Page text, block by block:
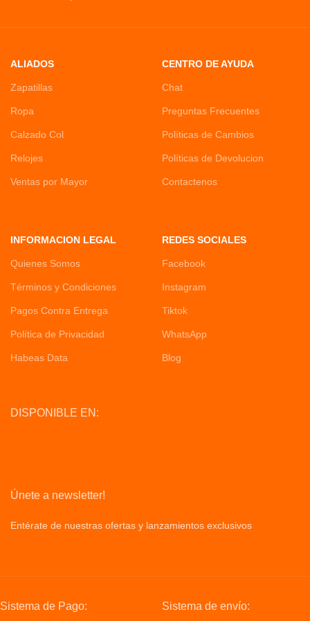
ALIADOS
Zapatillas
Ropa
Calzado Col
Relojes
Ventas por Mayor
CENTRO DE AYUDA
Chat
Preguntas Frecuentes
Políticas de Cambios
Políticas de Devolucion
Contactenos
INFORMACION LEGAL
Quienes Somos
Términos y Condiciones
Pagos Contra Entrega
Política de Privacidad
Habeas Data
REDES SOCIALES
Facebook
Instagram
Tiktok
WhatsApp
Blog
DISPONIBLE EN:
Únete a newsletter!
Entérate de nuestras ofertas y lanzamientos exclusivos
Sistema de Pago: Sistema de envío: